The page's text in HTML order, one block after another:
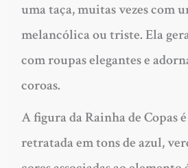
uma taça, muitas vezes com
melancólica ou triste. Ela
com roupas elegantes e
coroas.
A figura da Rainha de Copas
retratada em tons de azul,